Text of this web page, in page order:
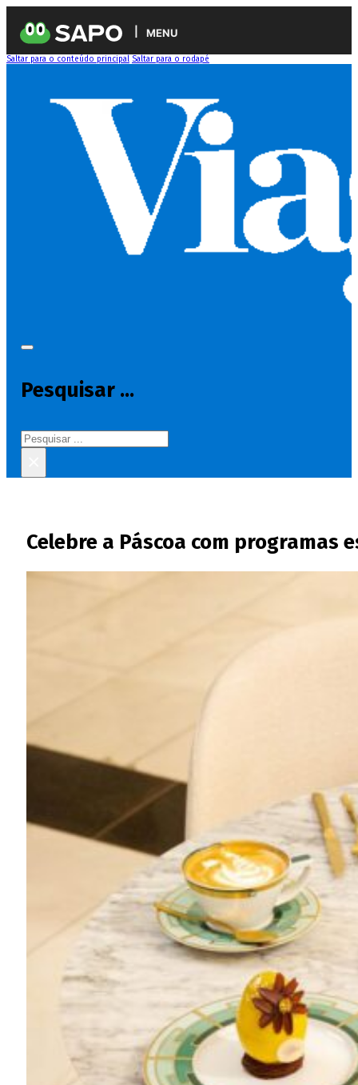
MENU
Saltar para o conteúdo principal Saltar para o rodapé
Pesquisar ...
Pesquisar
Celebre a Páscoa com programas